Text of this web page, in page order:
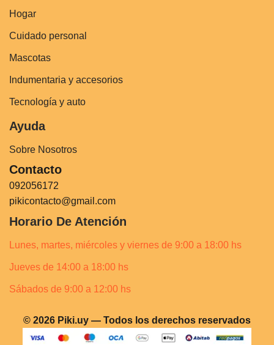
Hogar
Cuidado personal
Mascotas
Indumentaria y accesorios
Tecnología y auto
Ayuda
Sobre Nosotros
Contacto
092056172
pikicontacto@gmail.com
Horario De Atención
Lunes, martes, miércoles y viernes de 9:00 a 18:00 hs
Jueves de 14:00 a 18:00 hs
Sábados de 9:00 a 12:00 hs
© 2026 Piki.uy — Todos los derechos reservados